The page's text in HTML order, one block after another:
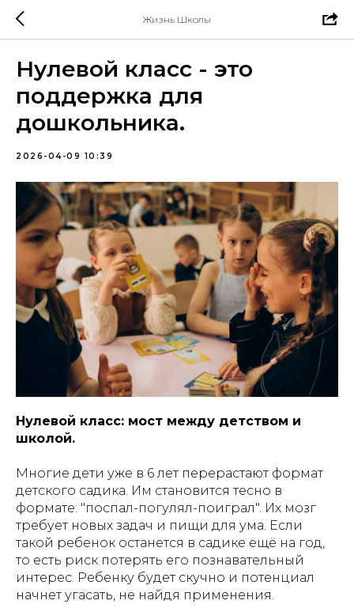
Жизнь Школы
Нулевой класс - это
поддержка для
дошкольника.
2026-04-09 10:39
Нулевой класс: мост между детством и
школой.
Многие дети уже в 6 лет перерастают формат
детского садика. Им становится тесно в
формате: "поспал-погулял-поиграл". Их мозг
требует новых задач и пищи для ума. Если
такой ребенок останется в садике ещё на год,
то есть риск потерять его познавательный
интерес. Ребенку будет скучно и потенциал
начнет угасать, не найдя применения.